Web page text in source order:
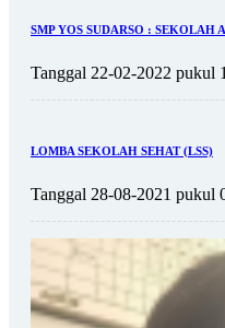
SMP YOS SUDARSO : SEKOLAH
Tanggal 22-02-2022 pukul
LOMBA SEKOLAH SEHAT (LSS)
Tanggal 28-08-2021 pukul